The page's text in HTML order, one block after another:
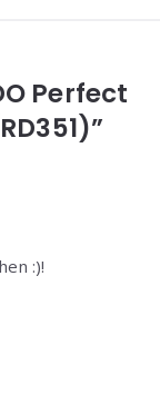
Perfect
:)!